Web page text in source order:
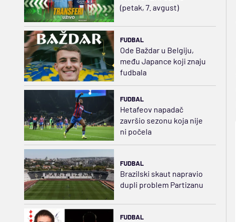
(petak, 7. avgust)
FUDBAL
Ode Baždar u Belgiju,
među Japance koji znaju
fudbala
FUDBAL
Hetafeov napadač
završio sezonu koja nije
ni počela
FUDBAL
Brazilski skaut napravio
dupli problem Partizanu
FUDBAL